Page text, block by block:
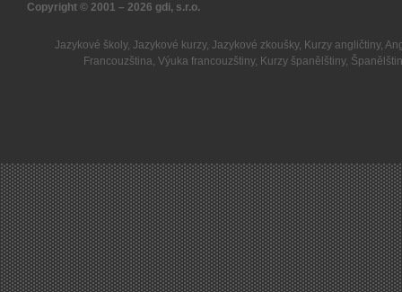
Copyright © 2001 – 2026 gdi, s.r.o.
Jazykové školy, Jazykové kurzy, Jazykové zkoušky, Kurzy angličtiny,
Francouzština,Výuka francouzštiny, Kurzy španělštiny,